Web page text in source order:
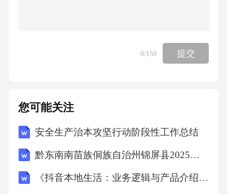
91%.12. √解析13. ×解析两个三角形大小不同
析三、选择题16. A解析含有未知数的等式是方
有3条对称轴，等腰梯形只有一条对称轴.18. A
解析由条件知，分母相同得，故最小.19. C解析
360÷45＝8，故余下部分的面积是剪去部分面积
0/150 提交
您可能关注
安全生产治本攻坚行动阶段性工作总结
黔东南南苗族侗族自治州锦屏县2025年数学三年级下学期期中考试模拟试题含答案解析
《抖音本地生活：业务逻辑与产品介绍》考试试卷